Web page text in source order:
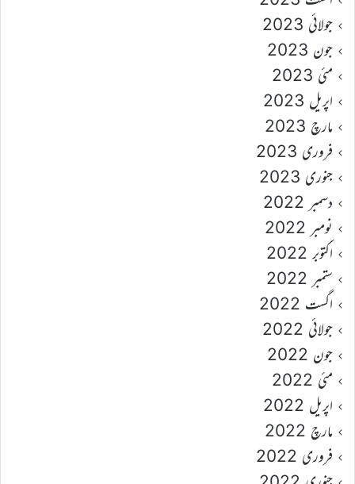
جولائی 2023
جون 2023
مئی 2023
اپریل 2023
مارچ 2023
فروری 2023
جنوری 2023
دسمبر 2022
نومبر 2022
اکتوبر 2022
ستمبر 2022
اگست 2022
جولائی 2022
جون 2022
مئی 2022
اپریل 2022
مارچ 2022
فروری 2022